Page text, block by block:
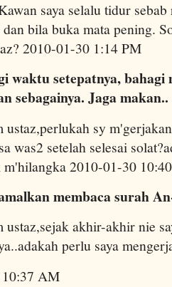
saya selalu tidur
bila buka mata pening.
2010-01-30 1:14 PM
waktu setepatnya,
sebagainya. Jaga makan..
ustaz,perlukah sy
was2 setelah selesai
m'hilangka 2010-01-30
membaca surah
ustaz,sejak akhir-akhir nie
perlu saya
AM